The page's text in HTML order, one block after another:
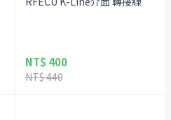
NT$ 400
NT$ 440